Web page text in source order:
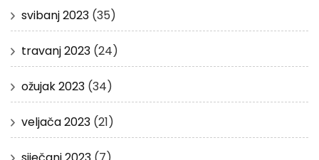
svibanj 2023 (35)
travanj 2023 (24)
ožujak 2023 (34)
veljača 2023 (21)